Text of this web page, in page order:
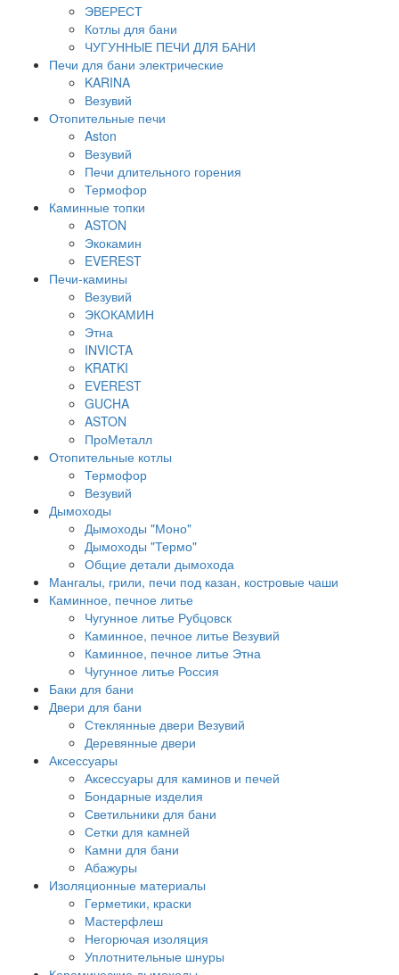
ЭВЕРЕСТ
Котлы для бани
ЧУГУННЫЕ ПЕЧИ ДЛЯ БАНИ
Печи для бани электрические
KARINA
Везувий
Отопительные печи
Aston
Везувий
Печи длительного горения
Термофор
Каминные топки
ASTON
Экокамин
EVEREST
Печи-камины
Везувий
ЭКОКАМИН
Этна
INVICTA
KRATKI
EVEREST
GUCHA
ASTON
ПроМеталл
Отопительные котлы
Термофор
Везувий
Дымоходы
Дымоходы "Моно"
Дымоходы "Термо"
Общие детали дымохода
Мангалы, грили, печи под казан, костровые чаши
Каминное, печное литье
Чугунное литье Рубцовск
Каминное, печное литье Везувий
Каминное, печное литье Этна
Чугунное литье Россия
Баки для бани
Двери для бани
Стеклянные двери Везувий
Деревянные двери
Аксессуары
Аксессуары для каминов и печей
Бондарные изделия
Светильники для бани
Сетки для камней
Камни для бани
Абажуры
Изоляционные материалы
Герметики, краски
Мастерфлеш
Негорючая изоляция
Уплотнительные шнуры